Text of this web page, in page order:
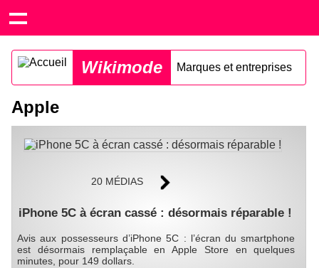
Wikimode Marques et entreprises
Apple
20 MÉDIAS
iPhone 5C à écran cassé : désormais réparable !
Avis aux possesseurs d’iPhone 5C : l’écran du smartphone
est désormais remplaçable en Apple Store en quelques
minutes, pour 149 dollars.